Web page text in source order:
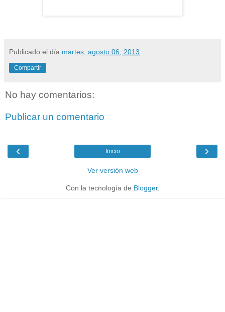
Publicado el día martes, agosto 06, 2013
Compartir
No hay comentarios:
Publicar un comentario
‹ ›
Inicio
Ver versión web
Con la tecnología de Blogger.